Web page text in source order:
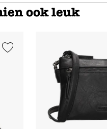
ook leuk
Wishlist